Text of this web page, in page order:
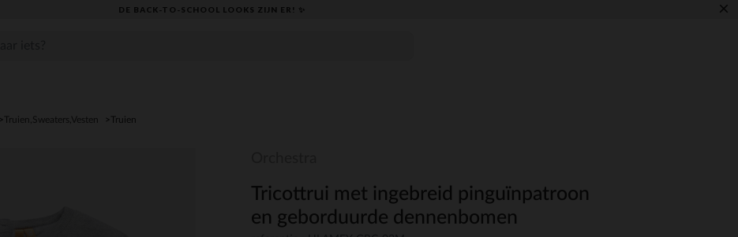
DE BACK-TO-SCHOOL LOOKS ZIJN ER! ✨ ×
Truien,Sweaters,Vesten Truien
Tricottrui met ingebreid pinguïnpatroon
en geborduurde dennenbomen